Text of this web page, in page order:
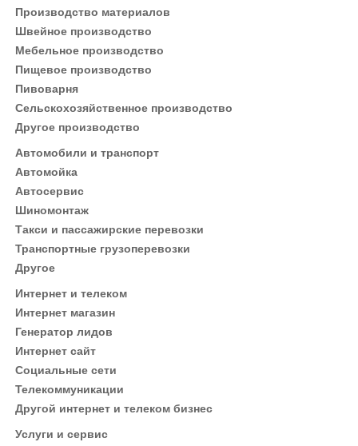
Производство материалов
Швейное производство
Мебельное производство
Пищевое производство
Пивоварня
Сельскохозяйственное производство
Другое производство
Автомобили и транспорт
Автомойка
Автосервис
Шиномонтаж
Такси и пассажирские перевозки
Транспортные грузоперевозки
Другое
Интернет и телеком
Интернет магазин
Генератор лидов
Интернет сайт
Социальные сети
Телекоммуникации
Другой интернет и телеком бизнес
Услуги и сервис